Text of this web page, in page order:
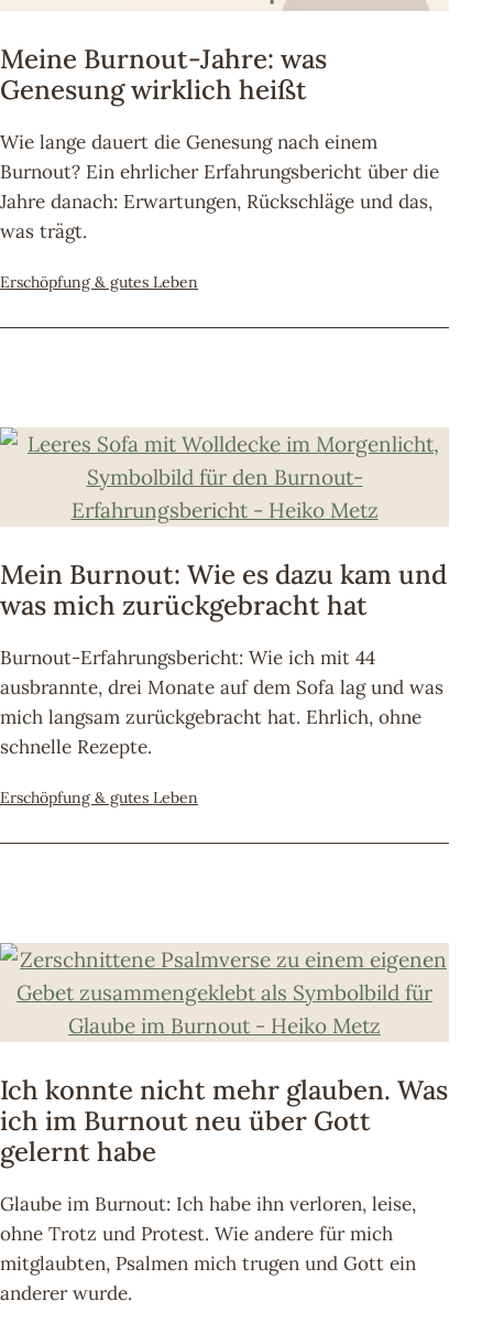
Meine Burnout-Jahre: was
Genesung wirklich heißt
Wie lange dauert die Genesung nach einem
Burnout? Ein ehrlicher Erfahrungsbericht über die
Jahre danach: Erwartungen, Rückschläge und das,
was trägt.
Kategorisiert
Erschöpfung & gutes Leben
Mein Burnout: Wie es dazu kam und
was mich zurückgebracht hat
Burnout-Erfahrungsbericht: Wie ich mit 44
ausbrannte, drei Monate auf dem Sofa lag und was
mich langsam zurückgebracht hat. Ehrlich, ohne
schnelle Rezepte.
Kategorisiert
Erschöpfung & gutes Leben
Ich konnte nicht mehr glauben. Was
ich im Burnout neu über Gott
gelernt habe
Glaube im Burnout: Ich habe ihn verloren, leise,
ohne Trotz und Protest. Wie andere für mich
mitglaubten, Psalmen mich trugen und Gott ein
anderer wurde.